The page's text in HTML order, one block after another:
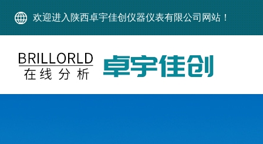
欢迎进入陕西卓宇佳创仪器仪表有限公司网站！